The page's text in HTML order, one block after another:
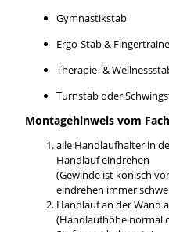
Gymnastikstab
Ergo-Stab &
Therapie- &
Turnstab oder
Montagehinweis vom
alle Handlaufhalter in
Handlauf eindrehen
(Gewinde ist konisch
eindrehen immer
Handlauf an der Wand
(Handlaufhöhe normal